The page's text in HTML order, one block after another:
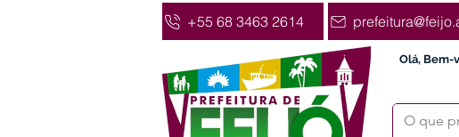
+55 68 3463 2614
Olá, Bem-